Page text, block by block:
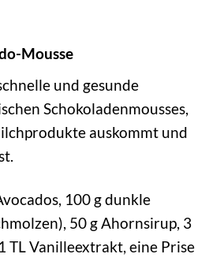
Mousse
und gesunde
Schokoladenmousses,
auskommt und
100 g dunkle
50 g Ahornsirup, 3
TL Vanilleextrakt, eine Prise